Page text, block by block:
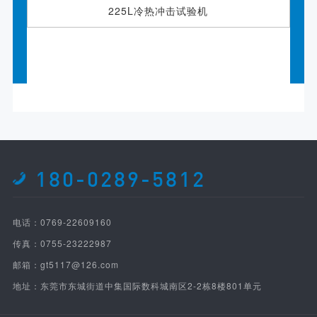
225L冷热冲击试验机
180-0289-5812
电话：0769-22609160
传真：0755-23222987
邮箱：gt5117@126.com
地址：东莞市东城街道中集国际数科城南区2-2栋8楼801单元